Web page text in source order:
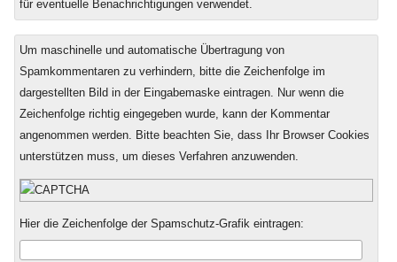
für eventuelle Benachrichtigungen verwendet.
Um maschinelle und automatische Übertragung von
Spamkommentaren zu verhindern, bitte die Zeichenfolge im
dargestellten Bild in der Eingabemaske eintragen. Nur wenn die
Zeichenfolge richtig eingegeben wurde, kann der Kommentar
angenommen werden. Bitte beachten Sie, dass Ihr Browser Cookies
unterstützen muss, um dieses Verfahren anzuwenden.
Hier die Zeichenfolge der Spamschutz-Grafik eintragen: